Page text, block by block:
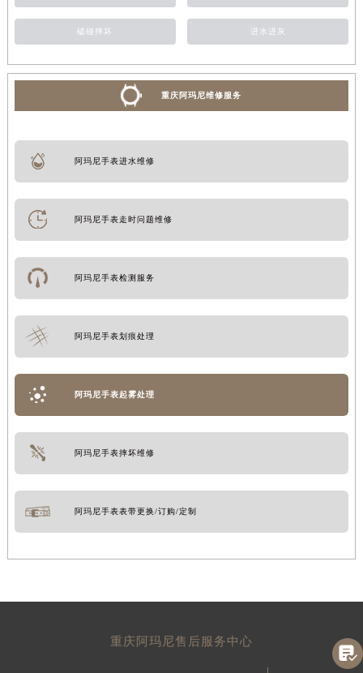
磕碰摔坏 进水进灰
重庆阿玛尼维修服务
阿玛尼手表进水维修
阿玛尼手表走时问题维修
阿玛尼手表检测服务
阿玛尼手表划痕处理
阿玛尼手表起雾处理
阿玛尼手表摔坏维修
阿玛尼手表表带更换/订购/定制
重庆阿玛尼售后服务中心
